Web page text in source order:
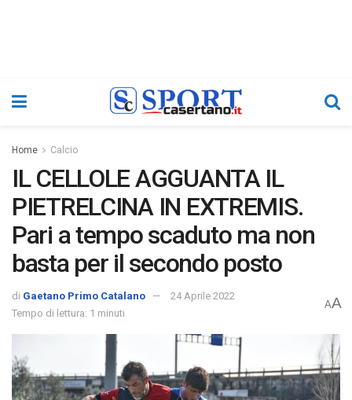
Home Calcio
IL CELLOLE AGGUANTA IL
PIETRELCINA IN EXTREMIS.
Pari a tempo scaduto ma non
basta per il secondo posto
di Gaetano Primo Catalano
24 Aprile 2022
Tempo di lettura: 1 minuti
AA